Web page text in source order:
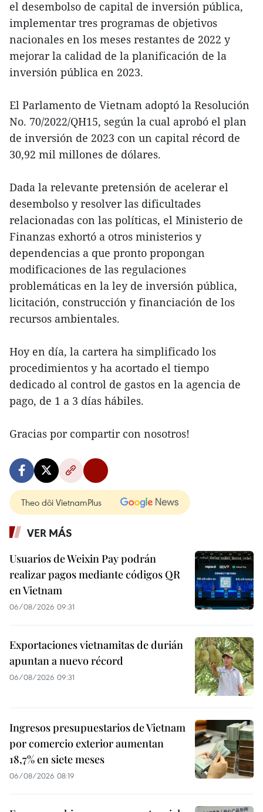
el desembolso de capital de inversión pública,
implementar tres programas de objetivos
nacionales en los meses restantes de 2022 y
mejorar la calidad de la planificación de la
inversión pública en 2023.
El Parlamento de Vietnam adoptó la Resolución
No. 70/2022/QH15, según la cual aprobó el plan
de inversión de 2023 con un capital récord de
30,92 mil millones de dólares.
Dada la relevante pretensión de acelerar el
desembolso y resolver las dificultades
relacionadas con las políticas, el Ministerio de
Finanzas exhortó a otros ministerios y
dependencias a que pronto propongan
modificaciones de las regulaciones
problemáticas en la ley de inversión pública,
licitación, construcción y financiación de los
recursos ambientales.
Hoy en día, la cartera ha simplificado los
procedimientos y ha acortado el tiempo
dedicado al control de gastos en la agencia de
pago, de 1 a 3 días hábiles.
Gracias por compartir con nosotros!
Theo dõi VietnamPlus
VER MÁS
Usuarios de Weixin Pay podrán
realizar pagos mediante códigos QR
en Vietnam
06/08/2026 09:31
Exportaciones vietnamitas de durián
apuntan a nuevo récord
06/08/2026 09:31
Ingresos presupuestarios de Vietnam
por comercio exterior aumentan
18,7% en siete meses
06/08/2026 08:19